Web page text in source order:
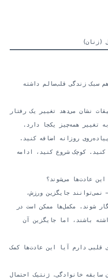
سبک زندگی قلب‌سالم داشته
نشان می‌دهد تغییر یک رفتار
تغییر همه‌چیز یکجا دارد.
اول یک ۳۰ دقیقه پیاده‌روی روزانه اضافه کنید.
کوچک شروع کنید، ادامه
عادت‌ها می‌شوند؟
جایگزین ورزش،
شوند. مکمل‌ها ممکن است در
باشند، اما جایگزین آن
قلبی دارم آیا این عادت‌ها کمک
سابقه خانوادگی. ژنتیک احتمال